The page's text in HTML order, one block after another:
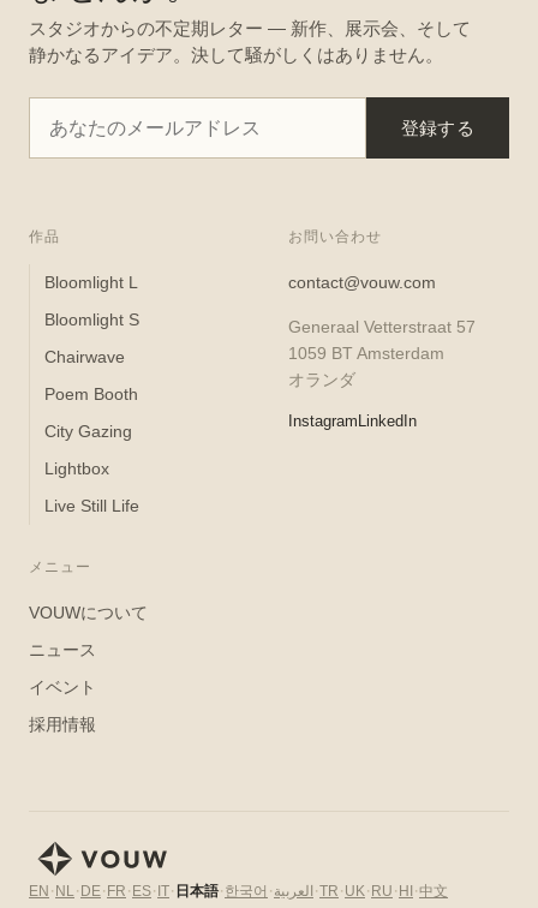
スタジオからの不定期レター — 新作、展示会、そして
静かなるアイデア。決して騒がしくはありません。
登録する
作品
Bloomlight L
Bloomlight S
Chairwave
Poem Booth
City Gazing
Lightbox
Live Still Life
メニュー
VOUWについて
ニュース
イベント
採用情報
お問い合わせ
contact@vouw.com
Generaal Vetterstraat 57
1059 BT Amsterdam
オランダ
Instagram LinkedIn
EN · NL· DE· FR · ES· IT· 日本語· 한국어 · العربية ·TR · UK· RU · HI ·中文